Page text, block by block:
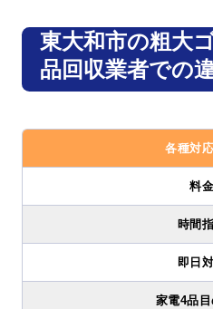
東大和市の粗大
品回収業者での
各種対
料金
時間
即日
家電4品